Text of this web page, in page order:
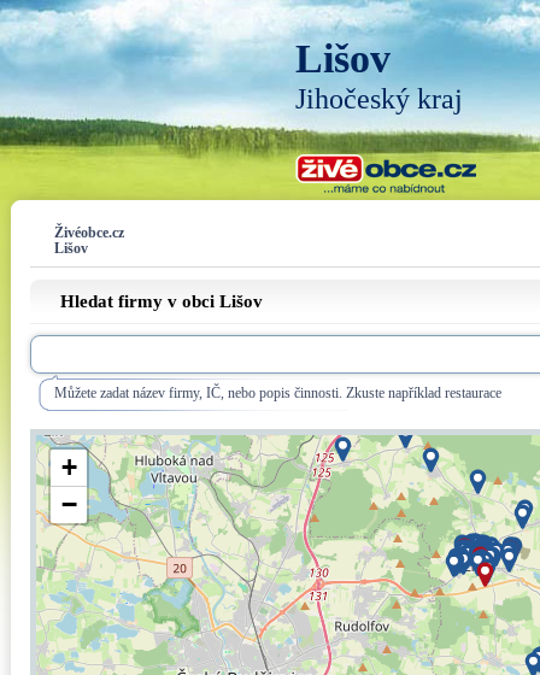
Lišov
Jihočeský kraj
Živéobce.cz
Lišov
Hledat firmy v obci Lišov
Můžete zadat název firmy, IČ, nebo popis činnosti. Zkuste například restaurace
+
−